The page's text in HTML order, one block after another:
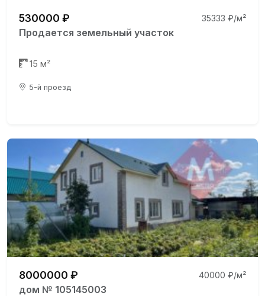
530000 ₽ 35333 ₽/м²
Продается земельный участок
15 м²
5-й проезд
8000000 ₽ 40000 ₽/м²
дом № 105145003